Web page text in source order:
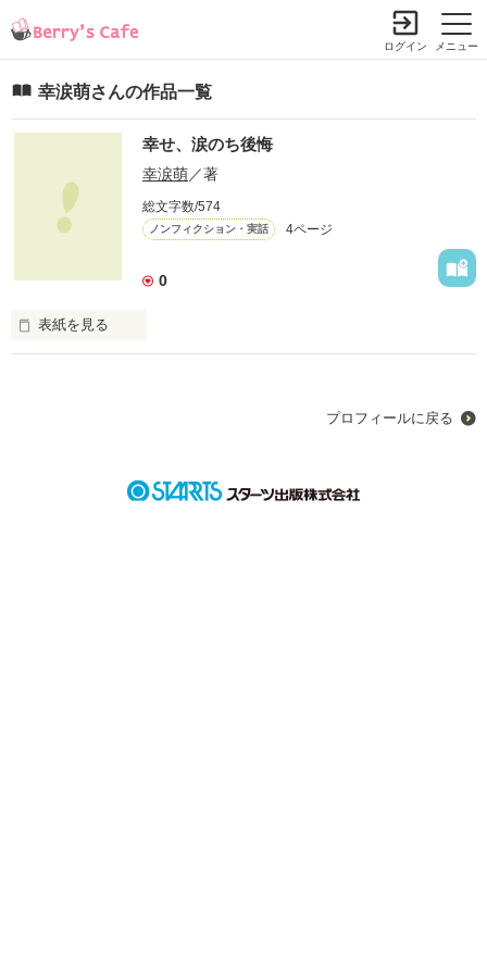
メニュー
ログイン
幸涙萌さんの作品一覧
幸せ、涙のち後悔
幸涙萌／著
総文字数/574
ノンフィクション・実話 4ページ
0
表紙を見る
プロフィールに戻る